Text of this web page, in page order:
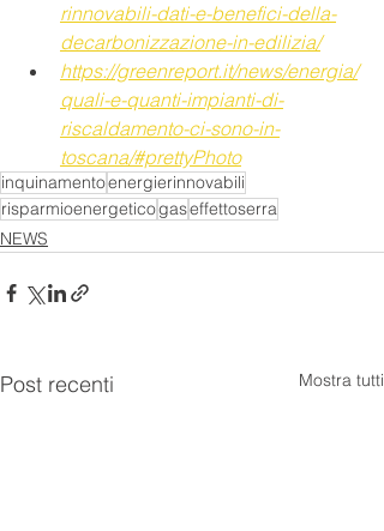
rinnovabili-dati-e-benefici-della-
decarbonizzazione-in-edilizia/
https://greenreport.it/news/energia/
quali-e-quanti-impianti-di-
riscaldamento-ci-sono-in-
toscana/#prettyPhoto
inquinamentoenergierinnovabili
risparmioenergeticogaseffettoserra
NEWS
Post recenti Mostra tutti